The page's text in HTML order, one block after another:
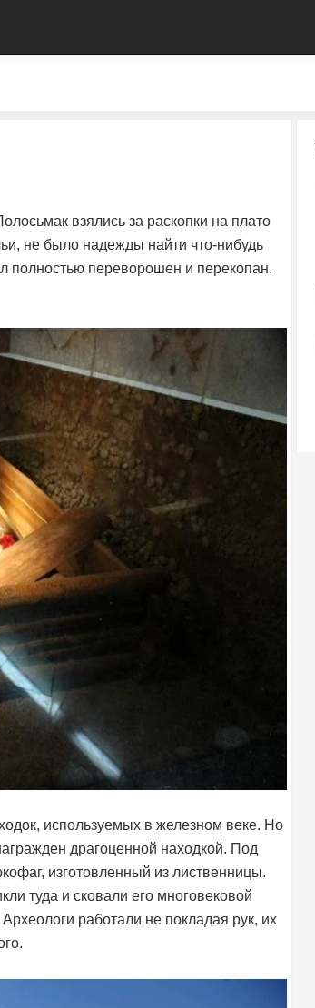
взялись за раскопки на плато
не было надежды найти что-нибудь
полностью переворошен и перекопан.
используемых в железном веке. Но
драгоценной находкой. Под
изготовленный из лиственницы.
туда и сковали его многовековой
работали не покладая рук, их